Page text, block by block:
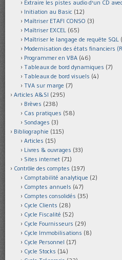
Extraire les pistes audio d'un CD
Initiation au Basic (12)
Maîtriser ETAFI CONSO (3)
Maîtriser EXCEL (65)
Maîtriser le langage de requête SQL
Modernisation des états financiers
Programmer en VBA (46)
Tableaux de bord dynamiques (7)
Tableaux de bord visuels (4)
TVA sur marge (7)
Articles A&SI (295)
Brèves (238)
Cas pratiques (58)
Sondages (3)
Bibliographie (115)
Articles (15)
Livres & ouvrages (33)
Sites internet (71)
Contrôle des comptes (197)
Comptabilité analytique (2)
Comptes annuels (47)
Comptes consolidés (35)
Cycle Clients (28)
Cycle Fiscalité (52)
Cycle Fournisseurs (29)
Cycle Immobilisations (8)
Cycle Personnel (17)
Cycle Stocks (14)